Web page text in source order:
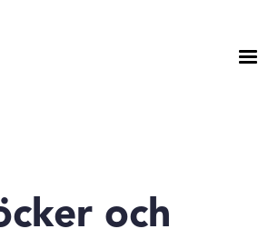
och